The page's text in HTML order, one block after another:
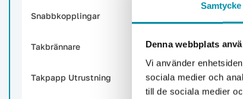
Samtycke
Denna webbplats
Vi använder
sociala medier och
till de sociala medier
Snabbkopplingar
Takbrännare
Takpapp Utrustning